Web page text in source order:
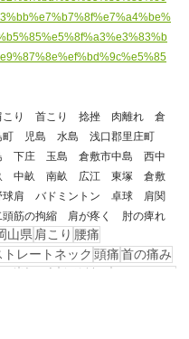
り　首こり　捻挫　肉離れ　倉
町　児島　水島　浅口郡里庄町
下庄　玉島　倉敷市中島　西中
中畝　南畝　広江　東塚　倉敷
肩　バドミントン　卓球　肩関
筋の拘縮　肩が疼く　肘の痺れ
山県 肩こり 腰痛
トレートネック 頭痛首の痛み